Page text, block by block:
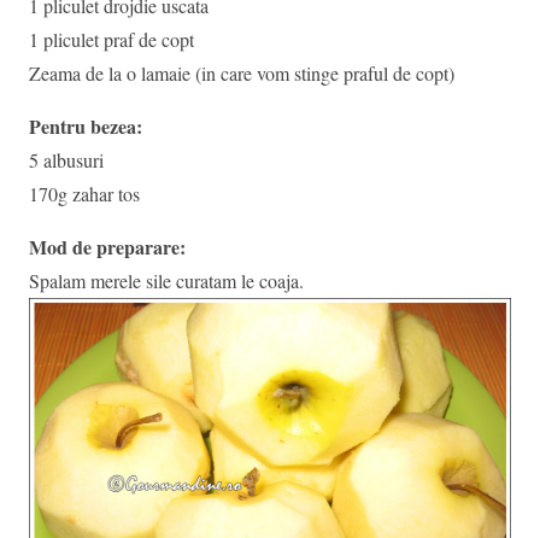
1 pliculet drojdie uscata
1 pliculet praf de copt
Zeama de la o lamaie (in care vom stinge praful de copt)
Pentru bezea:
5 albusuri
170g zahar tos
Mod de preparare:
Spalam merele sile curatam le coaja.